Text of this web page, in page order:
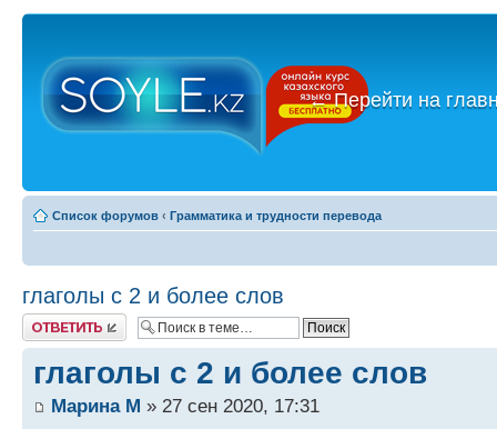
←Перейти на
Список форумов ‹ Грамматика и трудности перевода
глаголы с 2 и более слов
Ответить
глаголы с 2 и более слов
Марина М » 27 сен 2020, 17:31